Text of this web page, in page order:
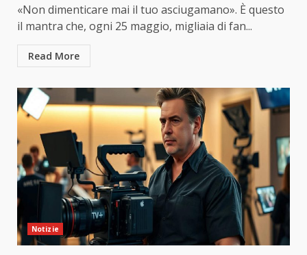
«Non dimenticare mai il tuo asciugamano». È questo
il mantra che, ogni 25 maggio, migliaia di fan...
Read More
Notizie